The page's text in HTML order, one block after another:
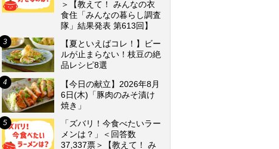
＞【教えて！ みんなの衣
食住「みんなの暮らし調査
隊」結果発表 第613回】
【夏といえばコレ！】ビー
ルが止まらない！枝豆の絶
品レシピ8選
【今日の献立】2026年8月
6日(木)「豚肉のみそ漬け
焼き」
「ズバリ！今食べたいラー
メンは？」＜回答数
37,337票＞【教えて！ み